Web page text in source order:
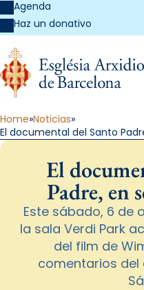
Agenda
Haz un donativo
Home Noticias
El documental del Santo
El
Padre, en
Este sábado, 6 de
la sala Verdi Park
del film de
comentarios del